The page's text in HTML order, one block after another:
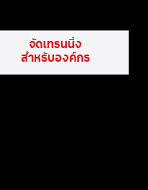
จัดเทรนนิ่ง
สำหรับองค์กร